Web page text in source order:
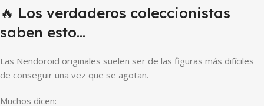
🔥 Los verdaderos coleccionistas
saben esto…
Las Nendoroid originales suelen ser de las figuras más difíciles
de conseguir una vez que se agotan.
Muchos dicen: